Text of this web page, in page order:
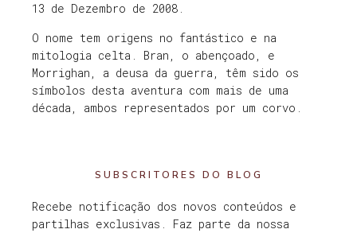
13 de Dezembro de 2008.
O nome tem origens no fantástico e na
mitologia celta. Bran, o abençoado, e
Morrighan, a deusa da guerra, têm sido os
símbolos desta aventura com mais de uma
década, ambos representados por um corvo.
SUBSCRITORES DO BLOG
Recebe notificação dos novos conteúdos e
partilhas exclusivas. Faz parte da nossa